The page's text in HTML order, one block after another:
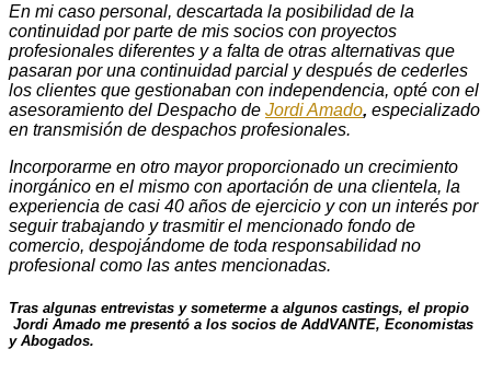
En mi caso personal, descartada la posibilidad de la
continuidad por parte de mis socios con proyectos
profesionales diferentes y a falta de otras alternativas que
pasaran por una continuidad parcial y después de cederles
los clientes que gestionaban con independencia, opté con el
asesoramiento del Despacho de Jordi Amado, especializado
en transmisión de despachos profesionales.
Incorporarme en otro mayor proporcionado un crecimiento
inorgánico en el mismo con aportación de una clientela, la
experiencia de casi 40 años de ejercicio y con un interés por
seguir trabajando y trasmitir el mencionado fondo de
comercio, despojándome de toda responsabilidad no
profesional como las antes mencionadas.
Tras algunas entrevistas y someterme a algunos castings, el propio
Jordi Amado me presentó a los socios de AddVANTE, Economistas
y Abogados.